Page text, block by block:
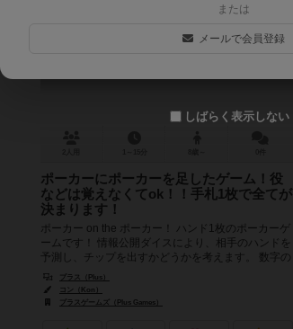
ポーカーにポーカーを足したゲーム！役
などは覚えなくてok！！手札1枚で全てが
決まります！
ポーカー on the ポーカー！ ハンド1枚のポーカーゲ
ームです！ 情報公開ダイスにより、相手のハンドを
予測し、チップを出すかどうかを考えます。 数字の
強弱を入れ替え...
プラス（Plus）
コン（Kon）
プラスゲームズ（Plus Games）
または
メールで会員登録
しばらく表示しない